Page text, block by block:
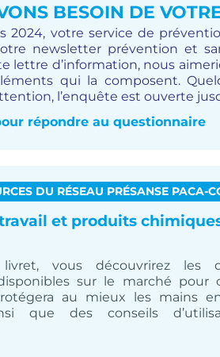
BESOIN DE
2024, votre service de
newsletter prévention et
lettre d’information, nous
qui la composent.
l’enquête est ouverte
répondre au questionnaire
DU RÉSEAU PRÉSANSE PACA-
et produits
vous découvrirez les
sur le marché pour
au mieux les mains
que des conseils